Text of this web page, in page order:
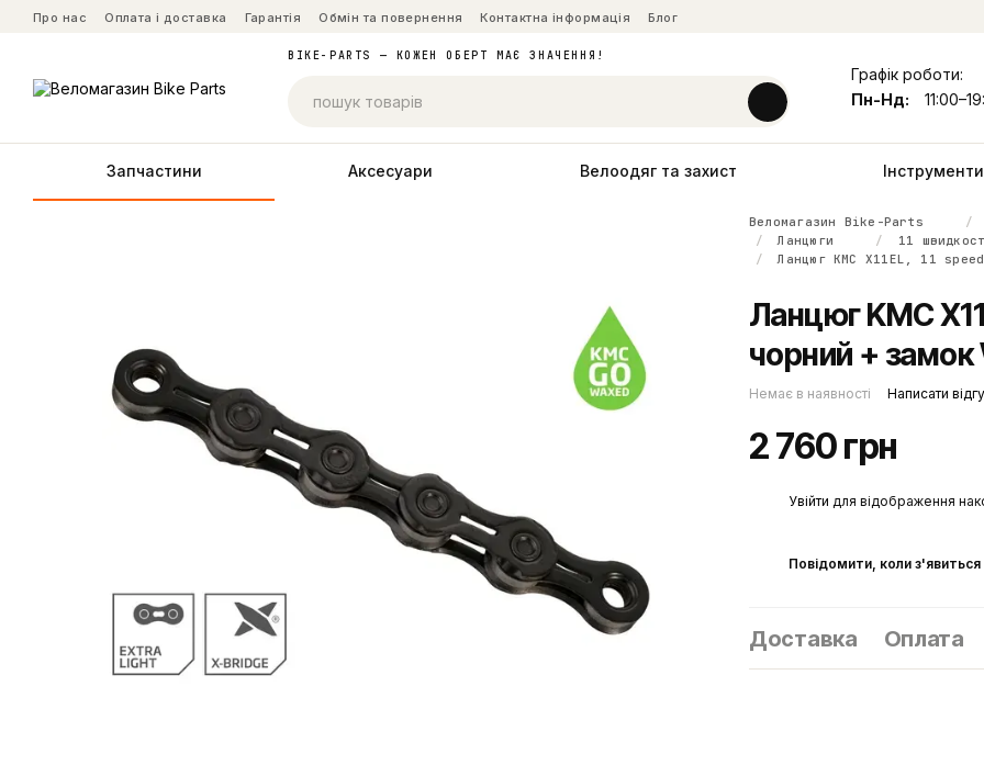
Перейти до основного контенту
Про нас Оплата і доставка Гарантія Обмін та повернення Контактна інформація Блог
BIKE-PARTS — КОЖЕН ОБЕРТ МАЄ ЗНАЧЕННЯ!
Графік роботи:
Пн-Нд:
Запчастини Аксесуари Велоодяг та захист
Веломагазин Bike-Parts
Ланцюги
11
Ланцюг KMC X11EL, 11
Ланцюг KMC
чорний + замок
Немає в наявності Написати
2 760 грн
Увійти для відображення
Повідомити, коли з'явиться
Доставка Оплата